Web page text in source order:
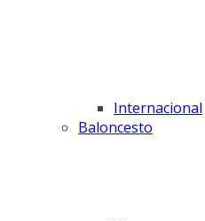
Internacional
Baloncesto